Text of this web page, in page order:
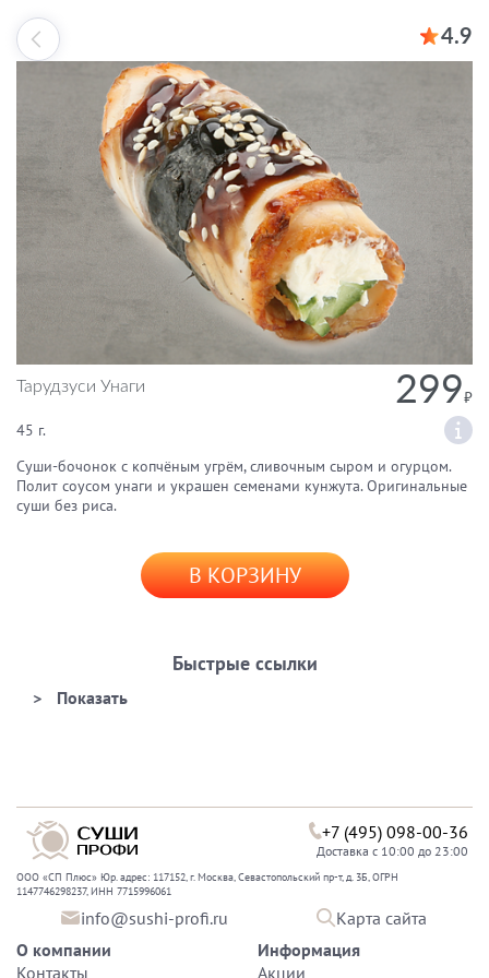
4.9
Тарудзуси Унаги 299
45 г.
Суши-бочонок с копчёным угрём, сливочным сыром и огурцом.
Полит соусом унаги и украшен семенами кунжута. Оригинальные
суши без риса.
В КОРЗИНУ
Быстрые ссылки
+7 (495) 098-00-36
Доставка с 10:00 до 23:00
ООО «СП Плюс» Юр. адрес: 117152, г. Москва, Севастопольский пр-т, д. 3Б, ОГРН
1147746298237, ИНН 7715996061
info@sushi-profi.ru
Карта сайта
О компании
Контакты
Информация
Акции